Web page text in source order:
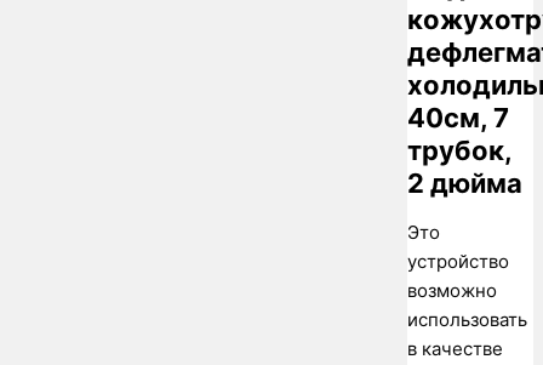
40см, 7
трубок,
2 дюйма
Это
устройство
возможно
использовать
в качестве